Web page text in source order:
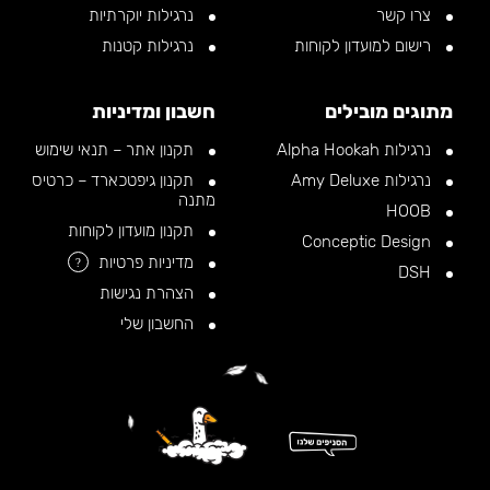
צרו קשר
רישום למועדון לקוחות
נרגילות יוקרתיות
נרגילות קטנות
מתוגים מובילים
נרגילות Alpha Hookah
נרגילות Amy Deluxe
חשבון ומדיניות
תקנון אתר – תנאי שימוש
תקנון גיפטכארד – כרטיס
מתנה
תקנון מועדון לקוחות
מדיניות פרטיות
?
הצהרת נגישות
החשבון שלי